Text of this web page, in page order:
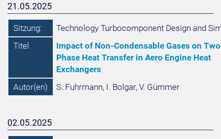
21.05.2025
Sitzung:
Technology Turbocomponent Design and
Titel
Impact of Non-Condensable Gases on
Phase Heat Transfer in Aero Engine Heat
Exchangers
Autor(en)
S. Fuhrmann, I. Bolgar, V. Gümmer
02.05.2025